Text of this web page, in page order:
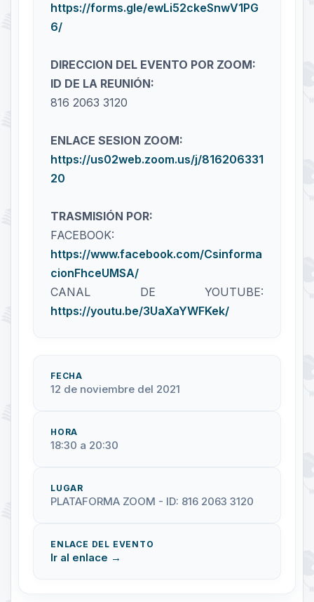
https://forms.gle/ewLi52ckeSnwV1PG
6/
DIRECCION DEL EVENTO POR ZOOM:
ID DE LA REUNIÓN:
816 2063 3120
ENLACE SESION ZOOM:
https://us02web.zoom.us/j/816206331
20
TRASMISIÓN POR:
FACEBOOK:
https://www.facebook.com/Csinforma
cionFhceUMSA/
CANAL DE YOUTUBE:
https://youtu.be/3UaXaYWFKek/
FECHA
12 de noviembre del 2021
HORA
18:30 a 20:30
LUGAR
PLATAFORMA ZOOM - ID: 816 2063 3120
ENLACE DEL EVENTO
Ir al enlace →